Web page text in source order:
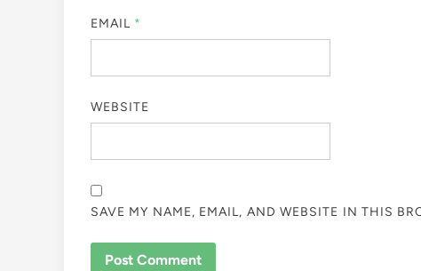
EMAIL *
WEBSITE
SAVE MY NAME, EMAIL, AND WEBSITE IN THIS